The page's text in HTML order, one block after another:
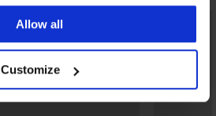
Allow all
Customize